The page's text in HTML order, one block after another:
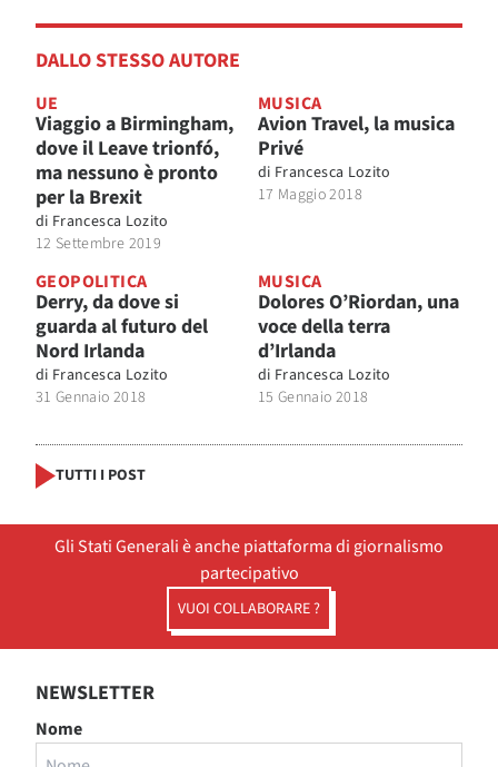
DALLO STESSO AUTORE
UE
Viaggio a Birmingham,
dove il Leave trionfó,
ma nessuno è pronto
per la Brexit
di Francesca Lozito
12 Settembre 2019
MUSICA
Avion Travel, la musica
Privé
di Francesca Lozito
17 Maggio 2018
GEOPOLITICA
Derry, da dove si
guarda al futuro del
Nord Irlanda
di Francesca Lozito
31 Gennaio 2018
MUSICA
Dolores O’Riordan, una
voce della terra
d’Irlanda
di Francesca Lozito
15 Gennaio 2018
TUTTI I POST
Gli Stati Generali è anche piattaforma di giornalismo
partecipativo
VUOI COLLABORARE ?
NEWSLETTER
Nome